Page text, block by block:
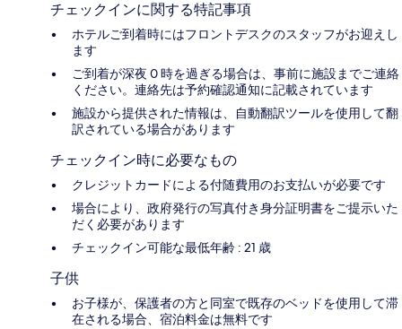
チェックインに関する特記事項
ホテルご到着時にはフロントデスクのスタッフがお迎えし
ます
ご到着が深夜 0 時を過ぎる場合は、事前に施設までご連絡
ください。連絡先は予約確認通知に記載されています
施設から提供された情報は、自動翻訳ツールを使用して翻
訳されている場合があります
チェックイン時に必要なもの
クレジットカードによる付随費用のお支払いが必要です
場合により、政府発行の写真付き身分証明書をご提示いた
だく必要があります
チェックイン可能な最低年齢 : 21 歳
子供
お子様が、保護者の方と同室で既存のベッドを使用して滞
在される場合、宿泊料金は無料です